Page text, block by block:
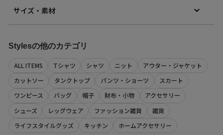
【Styles（スタイルス）】
再入荷時にメールまたはLINEでお知らせいたします。
※LINEでの再入荷は、calif LINE公式アカウントの友だち追加が必要とな
ります。
※再入荷リクエストは商品の再入荷やご予約を保証するものではありま
・画像の商品は光の照射や角度により、実物と色味が異なる場合がござ
います。
また表示のサイズ感と実物は若干異なる場合もございますので、予めご
サイズ・素材
原産国
商品コード
191243012015
（店舗でお問い合わせの際には、上記品番をお伝え下さい。）
サイズ 着丈 肩幅 身幅
3
70 76 77
Stylesの他のカテゴリ
ALL ITEMS Tシャツ シャツ ニット
アウター・ジャケット
カットソー
タンクトップ パンツ・ショーツ
スカート
ワンピース
バッグ 帽子 財布・小物
アクセサリー
シューズ
レッグウェア ファッション雑貨
雑貨
ライフスタイルグッズ
キッチン ホームアクセサリー